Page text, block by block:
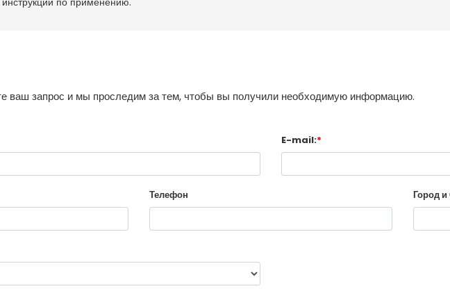
ваш запрос и мы проследим за тем, чтобы вы получили необходимую информацию.
E-mail:*
Телефон Город и